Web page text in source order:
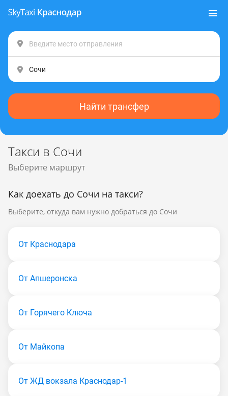
Найти трансфер
Такси в Сочи
Выберите маршрут
Как доехать до Сочи на такси?
Выберите, откуда вам нужно добраться до Сочи
От Краснодара
От Апшеронска
От Горячего Ключа
От Майкопа
От ЖД вокзала Краснодар-1